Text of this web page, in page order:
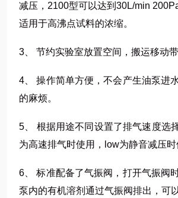
减压，2100型可以达到30L/min
适用于高沸点试料的浓缩。
3、 节约实验室放置空间，搬运移动
4、 操作简单方便，不会产生油泵进
的麻烦。
5、 根据用途不同设置了排气速度选
为高速排气时使用，low为静音减压时
6、 标准配备了气振阀，打开气振阀
泵内的有机溶剂通过气振阀排出，可